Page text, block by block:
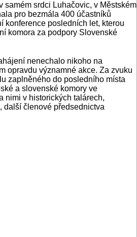
samém srdci Luhačovic, v Městském
pro bezmála 400 účastníků
konference posledních let, kterou
komora za podpory Slovenské
nenechalo nikoho na
opravdu významné akce. Za zvuku
zaplněného do posledního místa
a slovenské komory ve
nimi v historických talárech,
další členové předsednictva